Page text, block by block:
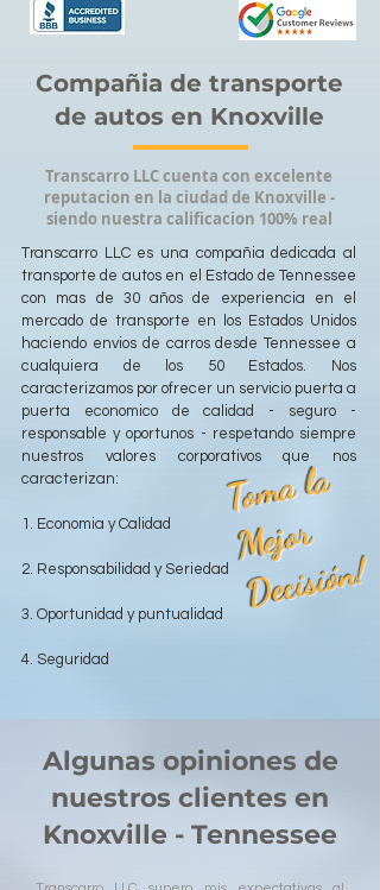
Compañia de transporte
de autos en Knoxville
Transcarro LLC cuenta con excelente
reputacion en la ciudad de Knoxville -
siendo nuestra calificacion 100% real
Transcarro LLC es una compañia dedicada al
transporte de autos en el Estado de Tennessee
con mas de 30 años de experiencia en el
mercado de transporte en los Estados Unidos
haciendo envios de carros desde Tennessee a
cualquiera de los 50 Estados. Nos
caracterizamos por ofrecer un servicio puerta a
puerta economico de calidad - seguro -
responsable y oportunos - respetando siempre
nuestros valores corporativos que nos
caracterizan:
1. Economia y Calidad
2. Responsabilidad y Seriedad
3. Oportunidad y puntualidad
4. Seguridad
T
o
m
a l
a
M
ej
o
r
D
e
ci
si
ó
n!
Algunas opiniones de
nuestros clientes en
Knoxville - Tennessee